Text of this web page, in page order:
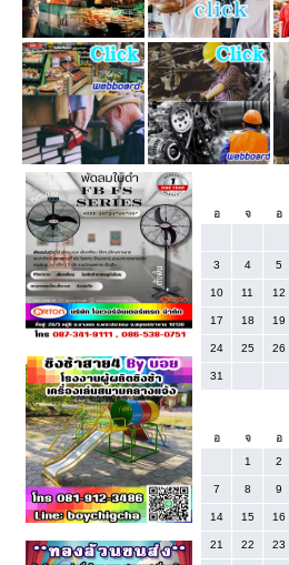
อ จ อ
3 4 5
10 11 12
17 18 19
24 25 26
31
อ จ อ
1
2
7 8 9
14 15 16
21 22 23